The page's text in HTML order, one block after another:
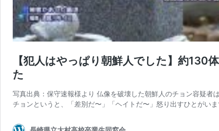
【犯人はやっぱり朝鮮人でした】約130
た
写真出典：保守速報様より 仏像を破壊した朝鮮人のチョン容疑
チョンというと、「差別だ〜」「ヘイトだ〜」怒り出すひとがい